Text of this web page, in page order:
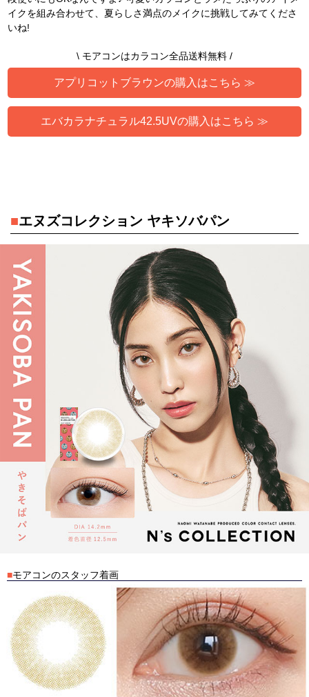
イクを組み合わせて、夏らしさ満点のメイクに挑戦してみてくださ
いね!
\ モアコンはカラコン全品送料無料 /
アプリコットブラウンの購入はこちら ≫
エバカラナチュラル42.5UVの購入はこちら ≫
■エヌズコレクション ヤキソバパン
■モアコンのスタッフ着画